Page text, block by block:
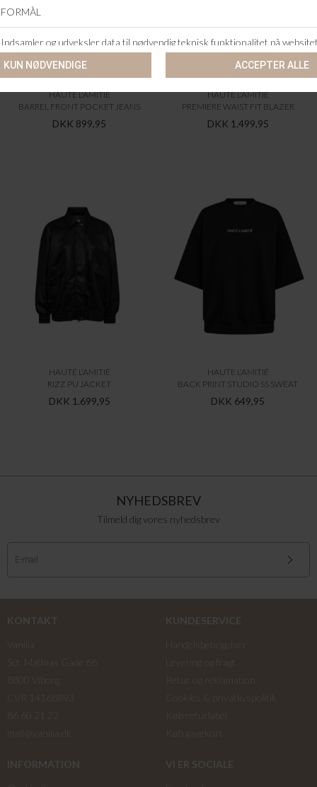
HAUTE L'AMITIÉ
BARREL FRONT POCKET JEANS
DKK 899,95
HAUTE L'AMITIÉ
PREMIERE WAIST FIT BLAZER
DKK 1.499,95
HAUTE L'AMITIÉ
RIZZ PU JACKET
DKK 1.699,95
HAUTE L'AMITIÉ
BACK PRINT STUDIO SS SWEAT
DKK 649,95
NYHEDSBREV
Tilmeld dig vores nyhedsbrev
KONTAKT
KUNDESERVICE
INFORMATION
VI ER SOCIALE